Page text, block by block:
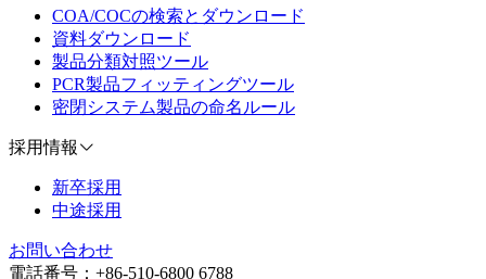
COA/COCの検索とダウンロード
資料ダウンロード
製品分類対照ツール
PCR製品フィッティングツール
密閉システム製品の命名ルール
採用情報
新卒採用
中途採用
お問い合わせ
電話番号：+86-510-6800 6788